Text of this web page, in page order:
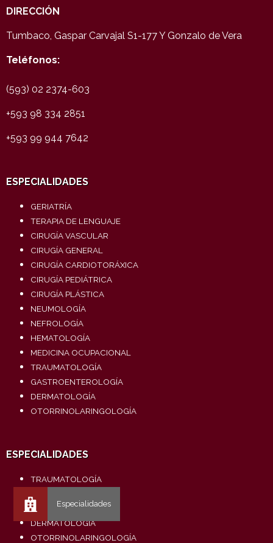
DIRECCIÓN
Tumbaco, Gaspar Carvajal S1-177 Y Gonzalo de Vera
Teléfonos:
(593) 02 2374-603
+593 98 334 2851
+593 99 944 7642
ESPECIALIDADES
GERIATRÍA
TERAPIA DE LENGUAJE
CIRUGÍA VASCULAR
CIRUGÍA GENERAL
CIRUGÍA CARDIOTORÁXICA
CIRUGÍA PEDIÁTRICA
CIRUGÍA PLÁSTICA
NEUMOLOGÍA
NEFROLOGÍA
HEMATOLOGÍA
MEDICINA OCUPACIONAL
TRAUMATOLOGÍA
GASTROENTEROLOGÍA
DERMATOLOGÍA
OTORRINOLARINGOLOGÍA
ESPECIALIDADES
TRAUMATOLOGÍA
CARDIOLOGÍA
DERMATOLOGÍA
OTORRINOLARINGOLOGÍA